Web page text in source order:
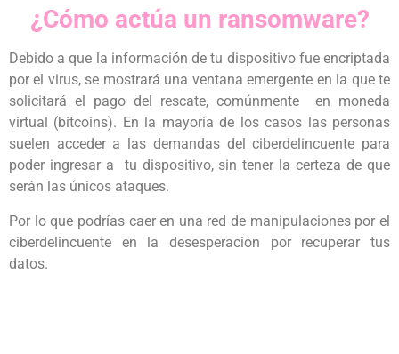
¿Cómo actúa un ransomware?
Debido a que la información de tu dispositivo fue encriptada
por el virus, se mostrará una ventana emergente en la que te
solicitará el pago del rescate, comúnmente en moneda
virtual (bitcoins). En la mayoría de los casos las personas
suelen acceder a las demandas del ciberdelincuente para
poder ingresar a tu dispositivo, sin tener la certeza de que
serán las únicos ataques.
Por lo que podrías caer en una red de manipulaciones por el
ciberdelincuente en la desesperación por recuperar tus
datos.